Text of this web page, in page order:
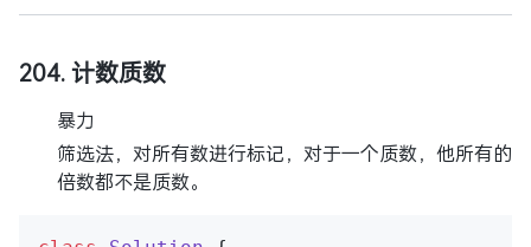
204. 计数质数
暴力
筛选法，对所有数进行标记，对于一个质数，他所有的
倍数都不是质数。